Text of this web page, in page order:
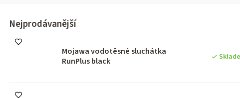
Nejprodávanější
Mojawa vodotěsné sluchátka
RunPlus black
V